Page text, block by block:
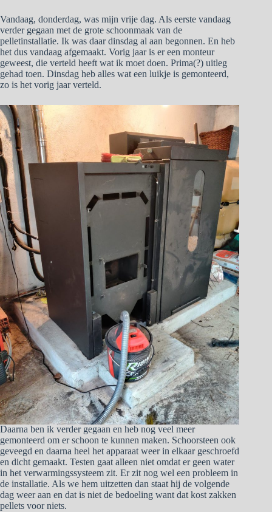
Vandaag, donderdag, was mijn vrije dag. Als eerste vandaag
verder gegaan met de grote schoonmaak van de
pelletinstallatie. Ik was daar dinsdag al aan begonnen. En heb
het dus vandaag afgemaakt. Vorig jaar is er een monteur
geweest, die verteld heeft wat ik moet doen. Prima(?) uitleg
gehad toen. Dinsdag heb alles wat een luikje is gemonteerd,
zo is het vorig jaar verteld.
Daarna ben ik verder gegaan en heb nog veel meer
gemonteerd om er schoon te kunnen maken. Schoorsteen ook
geveegd en daarna heel het apparaat weer in elkaar geschroefd
en dicht gemaakt. Testen gaat alleen niet omdat er geen water
in het verwarmingssysteem zit. Er zit nog wel een probleem in
de installatie. Als we hem uitzetten dan staat hij de volgende
dag weer aan en dat is niet de bedoeling want dat kost zakken
pellets voor niets.